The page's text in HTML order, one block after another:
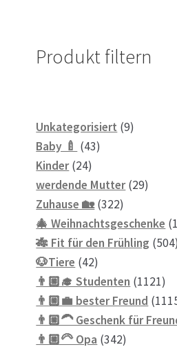
Produkt filtern
Unkategorisiert 99
Baby 🍼 4343
Kinder 2424
Produkte
werdende Mutter 2929
Zuhause 🏡 322322
Produkte
🎄 Weihnachtsgeschenke
🎋 Fit für den Frühling 504
🐶Tiere 4242
Produkte
👨🏼‍🎓 Studenten 1121
👨🏼‍💼 bester Freund
👨🏼‍🦱 Geschenk für
👨🏼‍🦳 Opa 342342